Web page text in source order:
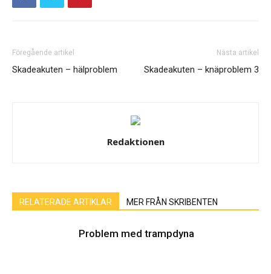
Föregående artikel
Skadeakuten – hälproblem
Nästa artikel
Skadeakuten – knäproblem 3
Redaktionen
RELATERADE ARTIKLAR MER FRÅN SKRIBENTEN
Problem med trampdyna